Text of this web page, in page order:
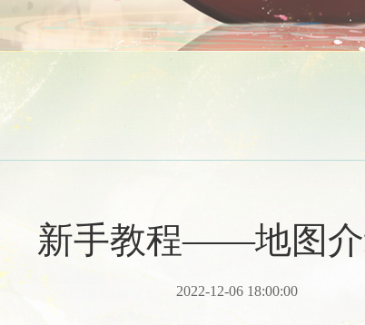
新手教程——地图
2022-12-06 18:00:00